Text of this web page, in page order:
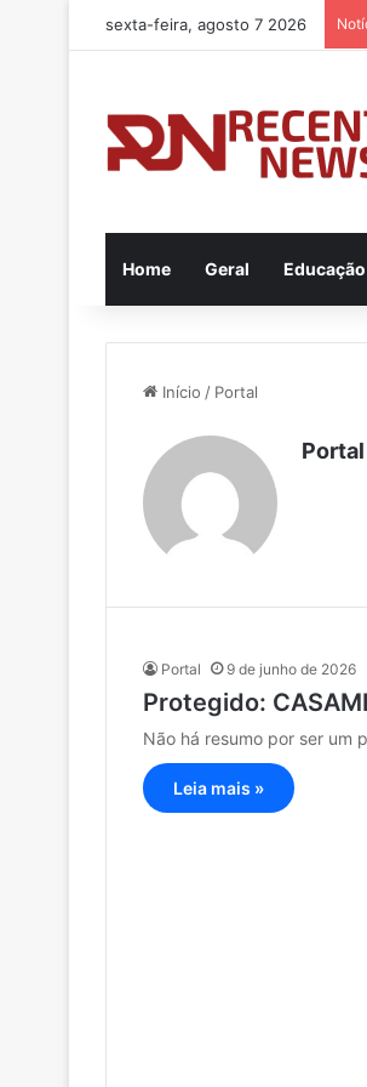
sexta-feira, agosto 7 2026
Home Geral Educação
Início / Portal
Portal
Portal 9 de junho de 2026
Protegido:
Não há resumo por ser um
Leia mais »